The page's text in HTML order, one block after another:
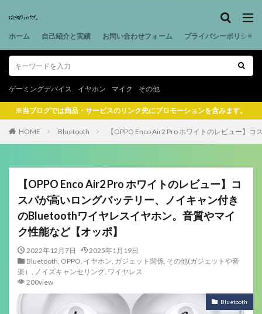
ホーム 自己紹介と実績 お問い合わせフォーム プライバシーポリシー
ゲーミングデバイス イヤホン マイク その他
※当ブログでは商品・サービスのリンク先にプロモーションを含みます。
HOME Bluetooth 【OPPO Enco Air2 Pro ホワイトのレビュー】
【OPPO Enco Air2 Pro ホワイトのレビュー】コ
スパが高いロングバッテリー、ノイキャン付き
のBluetoothワイヤレスイヤホン。音質やマイ
ク性能など【オッポ】
2022年12月7日
2025年1月19日
Bluetooth, OPPO, イヤホン, ガジェット関係, その他(ガジェットや音
楽） , ノイズキャンセリング, ワイヤレス
200view
Bluetooth